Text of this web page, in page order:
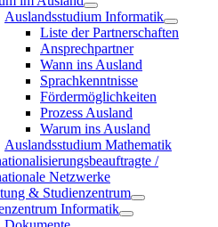
Auslandsstudium Informatik
Liste der Partnerschaften
Ansprechpartner
Wann ins Ausland
Sprachkenntnisse
Fördermöglichkeiten
Prozess Ausland
Warum ins Ausland
Auslandsstudium Mathematik
/
Netzwerke
& Studienzentrum
Informatik